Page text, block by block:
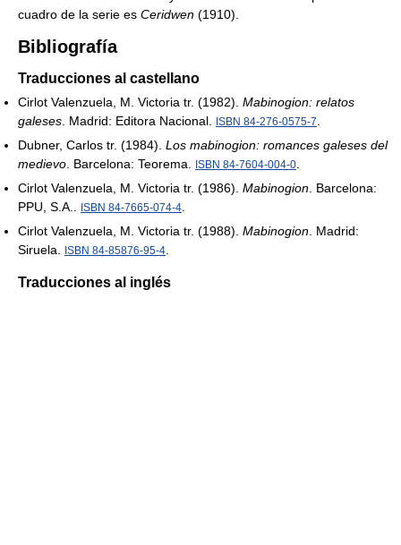
cuadro de la serie es Ceridwen (1910).
Bibliografía
Traducciones al castellano
Cirlot Valenzuela, M. Victoria tr. (1982). Mabinogion: relatos
galeses . Madrid: Editora Nacional. ISBN 84-276-0575-7
Dubner, Carlos tr. (1984). Los mabinogion: romances galeses del
medievo . Barcelona: Teorema. ISBN 84-7604-004-0
Cirlot Valenzuela, M. Victoria tr. (1986). Mabinogion . Barcelona:
PPU, S.A..
ISBN 84-7665-074-4
Cirlot Valenzuela, M. Victoria tr. (1988). Mabinogion . Madrid:
Siruela.
ISBN 84-85876-95-4
Traducciones al inglés